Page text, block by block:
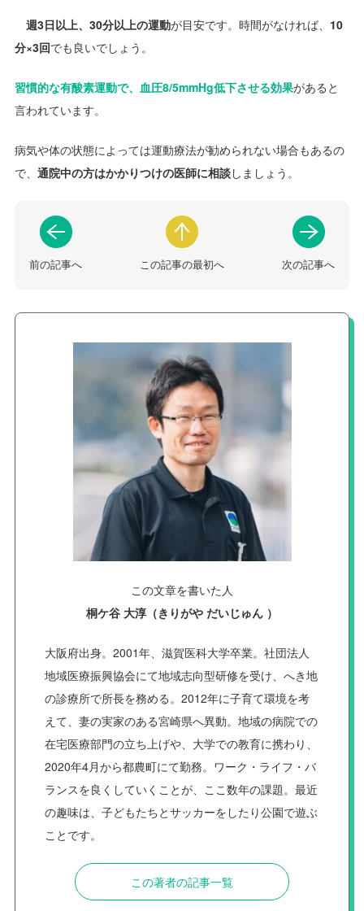
週3日以上、30分以上の運動が目安です。時間がなければ、 10
分×3回でも良いでしょう。
習慣的な有酸素運動で、血圧8/5mmHg低下させる効果があると
言われています。
病気や体の状態によっては運動療法が勧められない場合もあるの
で、 通院中の方はかかりつけの医師に相談しましょう。
前の記事へ この記事の最初へ 次の記事へ
この文章を書いた人
桐ケ谷 大淳（きりがや だいじゅん ）
大阪府出身。2001年、滋賀医科大学卒業。社団法人
地域医療振興協会にて地域志向型研修を受け、へき地
の診療所で所長を務める。2012年に子育て環境を考
えて、妻の実家のある宮崎県へ異動。地域の病院での
在宅医療部門の立ち上げや、大学での教育に携わり、
2020年4月から都農町にて勤務。ワーク・ライフ・バ
ランスを良くしていくことが、ここ数年の課題。最近
の趣味は、子どもたちとサッカーをしたり公園で遊ぶ
ことです。
この著者の記事一覧